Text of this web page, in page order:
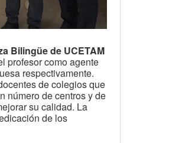
Bilingüe de UCETAM
profesor como agente
respectivamente.
de colegios que
número de centros y de
su calidad. La
de los